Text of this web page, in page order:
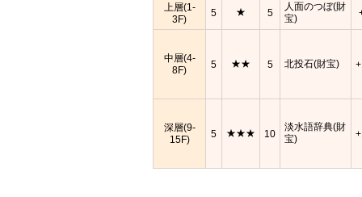
上層(1-
3F)
5 ★ 5
人面のつぼ(財
宝)
中層(4-
8F)
5 ★★ 5 北投石(財宝)
深層(9-
15F)
5 ★★★ 10
淡水語辞典(財
宝)